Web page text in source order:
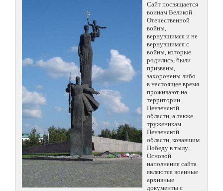
Сайт посвящается
воинам Великой
Отечественной
войны,
вернувшимся и не
вернувшимся с
войны, которые
родились, были
призваны,
захоронены либо
в настоящее время
проживают на
территории
Пензенской
области, а также
труженикам
Пензенской
области, ковавшим
Победу в тылу.
Основой
наполнения сайта
являются военные
архивные
документы с